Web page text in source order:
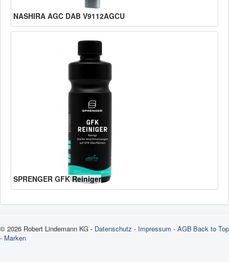
NASHIRA AGC DAB V9112AGCU
SPRENGER GFK Reiniger
Back to Top
© 2026 Robert Lindemann KG - Datenschutz - Impressum - AGB
- Marken